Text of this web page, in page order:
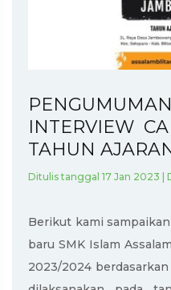
INTERVIEW
TAHUN
Ditulis tanggal 17 Jan 2023 |
Berikut kami
baru SMK Islam
2023/2024